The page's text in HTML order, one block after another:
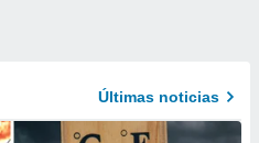
Últimas noticias